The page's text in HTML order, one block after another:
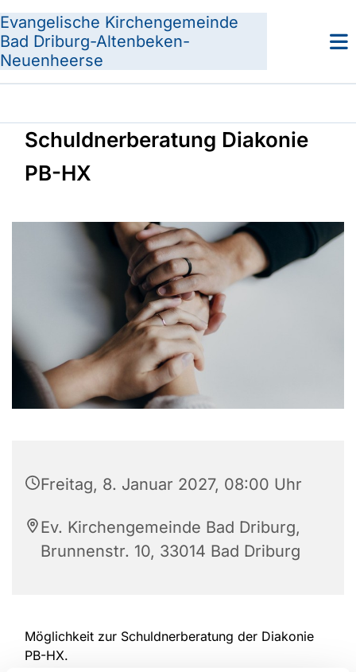
Evangelische Kirchengemeinde
Bad Driburg-Altenbeken-
Neuenheerse
Schuldnerberatung Diakonie
PB-HX
Freitag, 8. Januar 2027, 08:00 Uhr
Ev. Kirchengemeinde Bad Driburg,
Brunnenstr. 10, 33014 Bad Driburg
Möglichkeit zur Schuldnerberatung der Diakonie
PB-HX.